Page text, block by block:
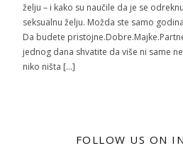
želju – i kako su naučile da je se
seksualnu želju. Možda ste samo
Da budete
jednog dana shvatite da više ni same
niko ništa […]
FOLLOW US ON